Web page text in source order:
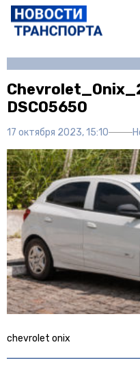
DSC05650
17 октября 2023, 15:10
chevrolet onix